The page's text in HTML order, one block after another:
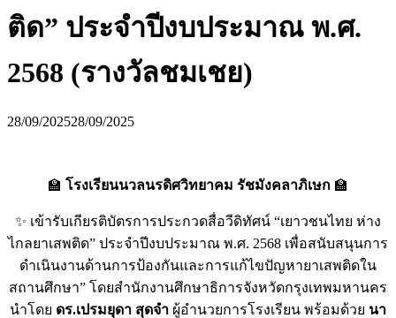
ติด” ประจำปีงบประมาณ พ.ศ.
2568 (รางวัลชมเชย)
28/09/202528/09/2025
🏫 โรงเรียนนวลนรดิศวิทยาคม รัชมังคลาภิเษก 🏫
✨ เข้ารับเกียรติบัตรการประกวดสื่อวีดิทัศน์ “เยาวชนไทย ห่าง
ไกลยาเสพติด” ประจำปีงบประมาณ พ.ศ. 2568 เพื่อสนับสนุนการ
ดำเนินงานด้านการป้องกันและการแก้ไขปัญหายาเสพติดใน
สถานศึกษา” โดยสำนักงานศึกษาธิการจังหวัดกรุงเทพมหานคร
นำโดย ดร.เปรมยุดา สุดจำ ผู้อำนวยการโรงเรียน พร้อมด้วย นา